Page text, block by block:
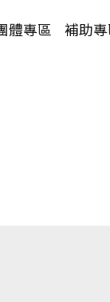
)
]，向下展開次選
體專區 補助